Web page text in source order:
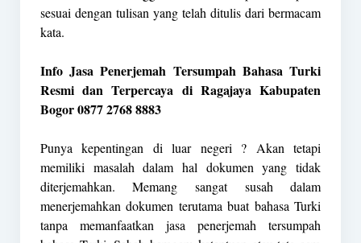
sesuai dengan tulisan yang telah ditulis dari bermacam
kata.
Info Jasa Penerjemah Tersumpah Bahasa Turki
Resmi dan Terpercaya di Ragajaya Kabupaten
Bogor 0877 2768 8883
Punya kepentingan di luar negeri ? Akan tetapi
memiliki masalah dalam hal dokumen yang tidak
diterjemahkan. Memang sangat susah dalam
menerjemahkan dokumen terutama buat bahasa Turki
tanpa memanfaatkan jasa penerjemah tersumpah